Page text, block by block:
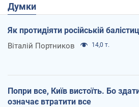
Думки
Як протидіяти російській
Віталій Портников 14,0 т.
Попри все, Київ вистоїть. Бо
означає втратити все